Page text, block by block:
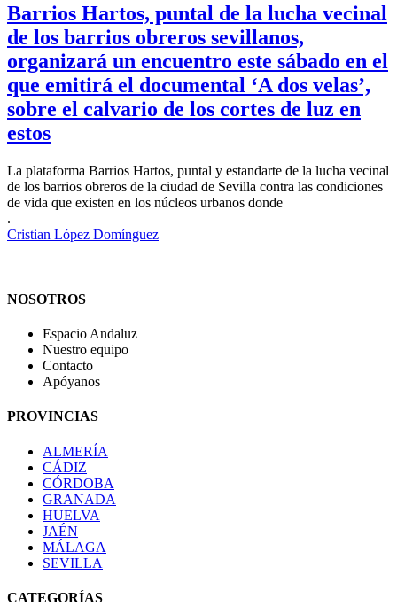
Barrios Hartos, puntal de la lucha vecinal
de los barrios obreros sevillanos,
organizará un encuentro este sábado en el
que emitirá el documental ‘A dos velas’,
sobre el calvario de los cortes de luz en
estos
La plataforma Barrios Hartos, puntal y estandarte de la lucha vecinal
de los barrios obreros de la ciudad de Sevilla contra las condiciones
de vida que existen en los núcleos urbanos donde
.
Cristian López Domínguez
NOSOTROS
Espacio Andaluz
Nuestro equipo
Contacto
Apóyanos
PROVINCIAS
ALMERÍA
CÁDIZ
CÓRDOBA
GRANADA
HUELVA
JAÉN
MÁLAGA
SEVILLA
CATEGORÍAS